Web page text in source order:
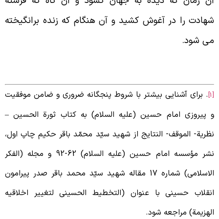
را در آغوش کشيد و آن هنگام که زنده برانگيخته
شود.
. برای آشنایی بیشتر با شروط پنجگانه ضروری و ضامن موفقیت
پیروزی امام حسین (علیه السلام) به کتاب ثورة الحسین –
الموقف- النتایج از شهید سیّد محمّد باقر حکیم چاپ اول،
نشر مؤسسه امام حسین (علیه السلام) 62-92 و مجله (الفکر
الاسلامی) شماره 17 مقاله شهید سیّد محمد باقر صدر پیرامون
حسینی با عنوان (التخطیط الحسینی لتغییر اخلاقیه
مراجعه شود.